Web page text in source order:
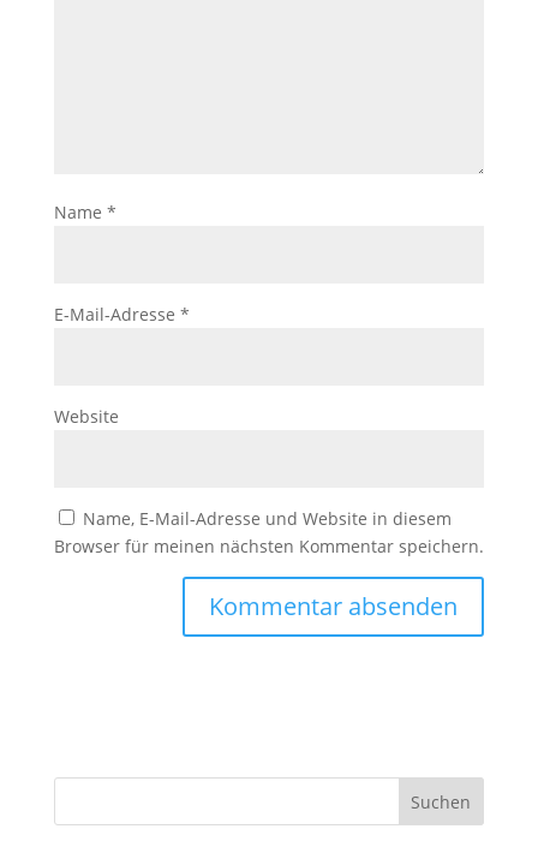
Name *
E-Mail-Adresse *
Website
Name, E-Mail-Adresse und Website in diesem
Browser für meinen nächsten Kommentar speichern.
Suchen